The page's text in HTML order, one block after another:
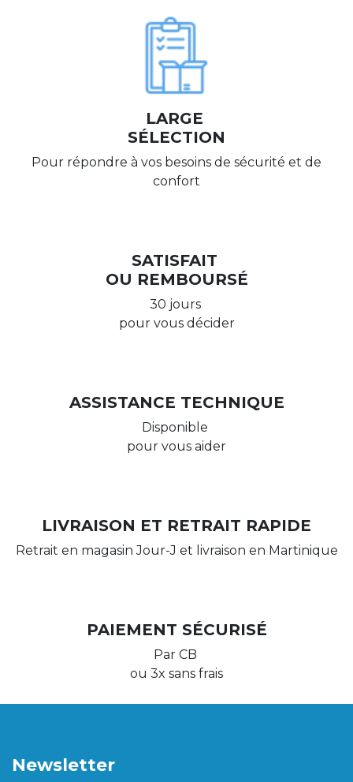
LARGE
SÉLECTION
Pour répondre à vos besoins de sécurité et de
confort
SATISFAIT
OU REMBOURSÉ
30 jours
pour vous décider
ASSISTANCE TECHNIQUE
Disponible
pour vous aider
LIVRAISON ET RETRAIT RAPIDE
Retrait en magasin Jour-J et livraison en Martinique
PAIEMENT SÉCURISÉ
Par CB
ou 3x sans frais
Newsletter